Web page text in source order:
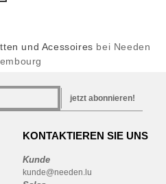
und Acessoires bei Needen
jetzt abonnieren!
KONTAKTIEREN SIE UNS
Kunde
kunde@needen.lu